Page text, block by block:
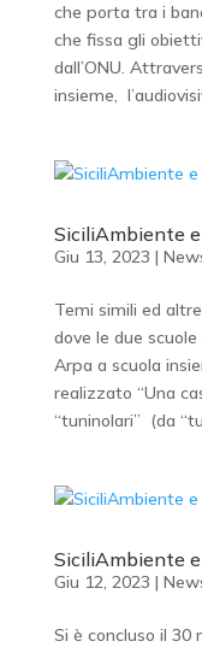
che porta tra i
che fissa gli
dall’ONU.
insieme,
SiciliAmbiente
Giu 13, 2023 |
Temi simili ed
dove le due
Arpa a scuola
realizzato “Una
“tuninolari” (da
SiciliAmbiente
Giu 12, 2023 |
Si è concluso il